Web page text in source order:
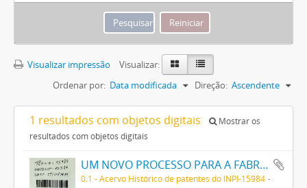
Visualizar impressão
Visualizar:
Ordenar por: Data modificada Direção: Ascendente
1 resultados com objetos digitais
Mostrar os
resultados com objetos digitais
UM NOVO PROCESSO PARA A FABRICAÇÃO DE TINTAS EM PÓ POR MEIO DA PRECIPITAÇÃO E FIXAÇÃO DE TINTAS ANILINAS SOBRE CORPOS MINERAES
0.1 - Acervo Histórico de patentes do INPI-15984